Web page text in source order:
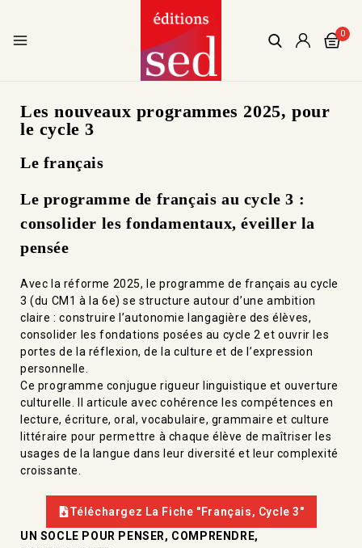
0
Les nouveaux programmes 2025, pour
le cycle 3
Le français
Le programme de français au cycle 3 :
consolider les fondamentaux, éveiller la
pensée
Avec la réforme 2025, le programme de français au cycle
3 (du CM1 à la 6e) se structure autour d’une ambition
claire : construire l’autonomie langagière des élèves,
consolider les fondations posées au cycle 2 et ouvrir les
portes de la réflexion, de la culture et de l’expression
personnelle.
Ce programme conjugue rigueur linguistique et ouverture
culturelle. Il articule avec cohérence les compétences en
lecture, écriture, oral, vocabulaire, grammaire et culture
littéraire pour permettre à chaque élève de maîtriser les
usages de la langue dans leur diversité et leur complexité
croissante.
Téléchargez La Fiche "français, Cycle 3"
UN SOCLE POUR PENSER, COMPRENDRE,